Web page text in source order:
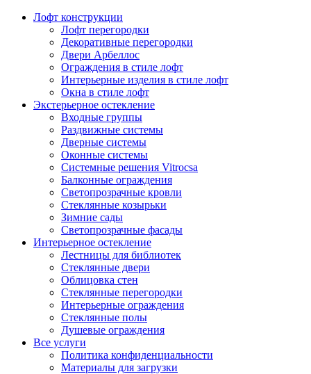
Лофт конструкции
Лофт перегородки
Декоративные перегородки
Двери Арбеллос
Ограждения в стиле лофт
Интерьерные изделия в стиле лофт
Окна в стиле лофт
Экстерьерное остекление
Входные группы
Раздвижные системы
Дверные системы
Оконные системы
Системные решения Vitrocsa
Балконные ограждения
Светопрозрачные кровли
Стеклянные козырьки
Зимние сады
Светопрозрачные фасады
Интерьерное остекление
Лестницы для библиотек
Стеклянные двери
Облицовка стен
Стеклянные перегородки
Интерьерные ограждения
Стеклянные полы
Душевые ограждения
Все услуги
Политика конфиденциальности
Материалы для загрузки